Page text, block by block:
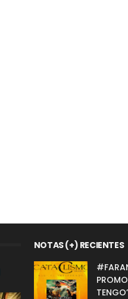
NOTAS (+) RECIENTES